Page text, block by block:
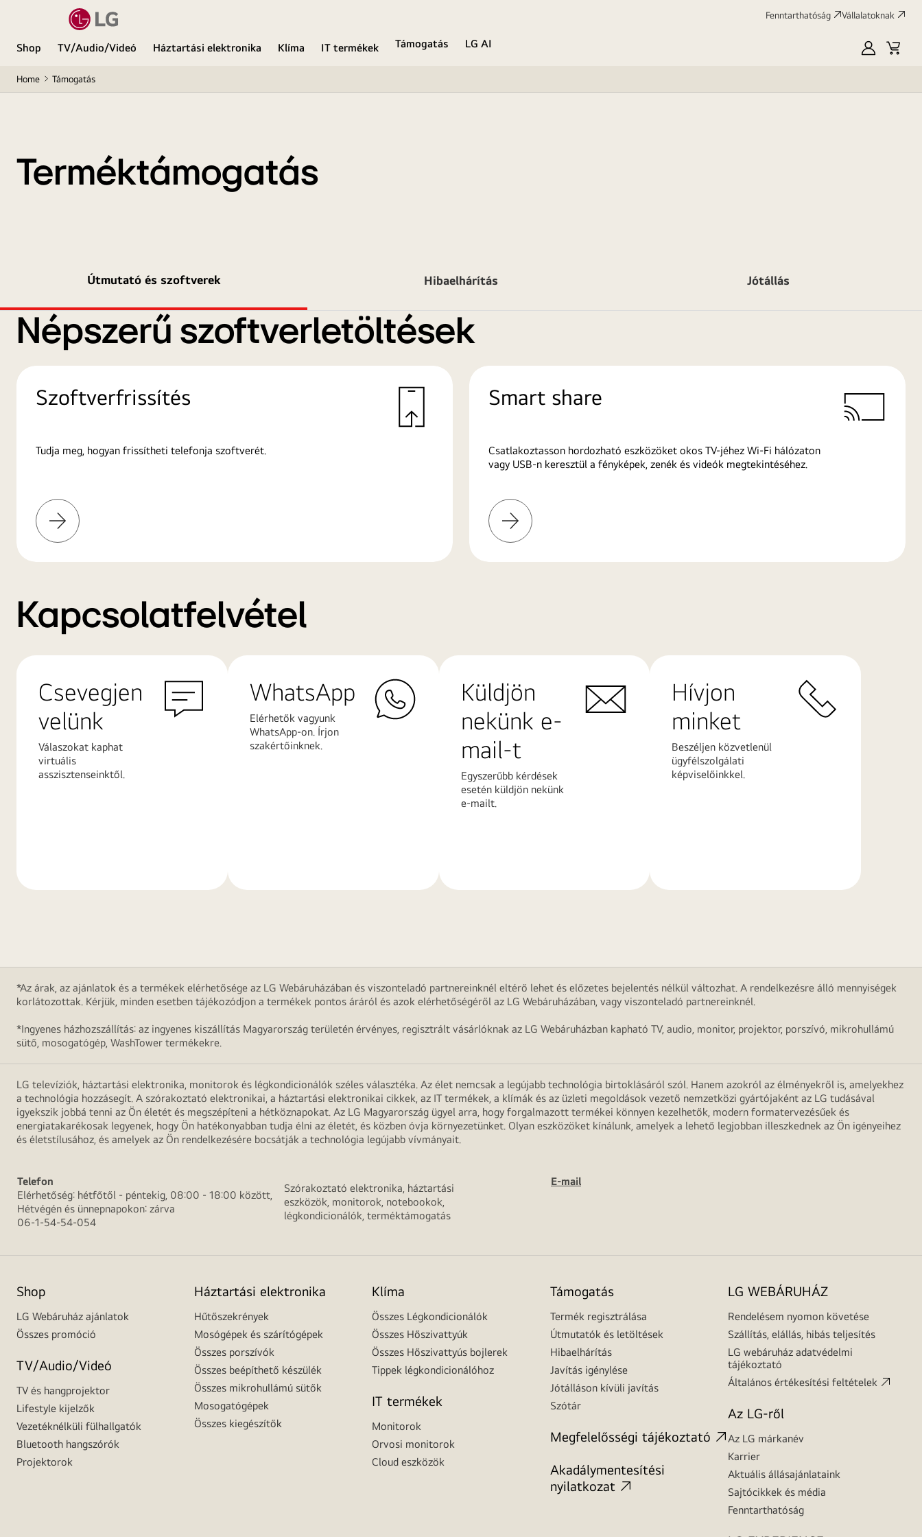
Fenntarthatóság Vállalatoknak
Shop TV/Audio/Videó Háztartási elektronika Klíma IT termékek Támogatás
LG AI
SajátKosár
Home Támogatás
Terméktámogatás
Útmutató és szoftverek Hibaelhárítás Jótállás
Népszerű szoftverletöltések
Szoftverfrissítés
Tudja meg, hogyan frissítheti telefonja szoftverét.
További
információk
Smart share
Csatlakoztasson hordozható eszközöket okos TV-jéhez Wi-Fi hálózaton
vagy USB-n keresztül a fényképek, zenék és videók megtekintéséhez.
További
információk
Kapcsolatfelvétel
Csevegjen
velünk
Válaszokat kaphat
virtuális
asszisztenseinktől.
WhatsApp
Elérhetők vagyunk
WhatsApp-on. Írjon
szakértőinknek.
Küldjön
nekünk e-
mail-t
Egyszerűbb kérdések
esetén küldjön nekünk
e-mailt.
Hívjon
minket
Beszéljen közvetlenül
ügyfélszolgálati
képviselőinkkel.
*Az árak, az ajánlatok és a termékek elérhetősége az LG Webáruházában és viszonteladó partnereinknél eltérő lehet és előzetes bejelentés nélkül változhat. A rendelkezésre álló mennyiségek
korlátozottak. Kérjük, minden esetben tájékozódjon a termékek pontos áráról és azok elérhetőségéről az LG Webáruházában, vagy viszonteladó partnereinknél.
*Ingyenes házhozszállítás: az ingyenes kiszállítás Magyarország területén érvényes, regisztrált vásárlóknak az LG Webáruházban kapható TV, audio, monitor, projektor, porszívó, mikrohullámú
sütő, mosogatógép, WashTower termékekre.
LG televíziók, háztartási elektronika, monitorok és légkondicionálók széles választéka. Az élet nemcsak a legújabb technológia birtoklásáról szól. Hanem azokról az élményekről is, amelyekhez
a technológia hozzásegít. A szórakoztató elektronikai, a háztartási elektronikai cikkek, az IT termékek, a klímák és az üzleti megoldások vezető nemzetközi gyártójaként az LG tudásával
igyekszik jobbá tenni az Ön életét és megszépíteni a hétköznapokat. Az LG Magyarország ügyel arra, hogy forgalmazott termékei könnyen kezelhetők, modern formatervezésűek és
energiatakarékosak legyenek, hogy Ön hatékonyabban tudja élni az életét, és közben óvja környezetünket. Olyan eszközöket kínálunk, amelyek a lehető legjobban illeszkednek az Ön igényeihez
és életstílusához, és amelyek az Ön rendelkezésére bocsátják a technológia legújabb vívmányait.
Telefon
Elérhetőség: hétfőtől - péntekig, 08:00 - 18:00 között,
Hétvégén és ünnepnapokon: zárva
06-1-54-54-054
Szórakoztató elektronika, háztartási
eszközök, monitorok, notebookok,
légkondicionálók, terméktámogatás
E-mail
Shop
LG Webáruház ajánlatok
Összes promóció
TV/Audio/Videó
TV és hangprojektor
Lifestyle kijelzők
Vezetéknélküli fülhallgatók
Bluetooth hangszórók
Projektorok
Háztartási elektronika
Hűtőszekrények
Mosógépek és szárítógépek
Összes porszívók
Összes beépíthető készülék
Összes mikrohullámú sütők
Mosogatógépek
Összes kiegészítők
Klíma
Összes Légkondicionálók
Összes Hőszivattyúk
Összes Hőszivattyús bojlerek
Tippek légkondicionálóhoz
IT termékek
Monitorok
Orvosi monitorok
Cloud eszközök
Támogatás
Termék regisztrálása
Útmutatók és letöltések
Hibaelhárítás
Javítás igénylése
Jótálláson kívüli javítás
Szótár
Megfelelősségi tájékoztató
Akadálymentesítési
nyilatkozat
LG WEBÁRUHÁZ
Rendelésem nyomon követése
Szállítás, elállás, hibás teljesítés
LG webáruház adatvédelmi
tájékoztató
Általános értékesítési feltételek
Az LG-ről
Az LG márkanév
Karrier
Aktuális állásajánlataink
Sajtócikkek és média
Fenntarthatóság